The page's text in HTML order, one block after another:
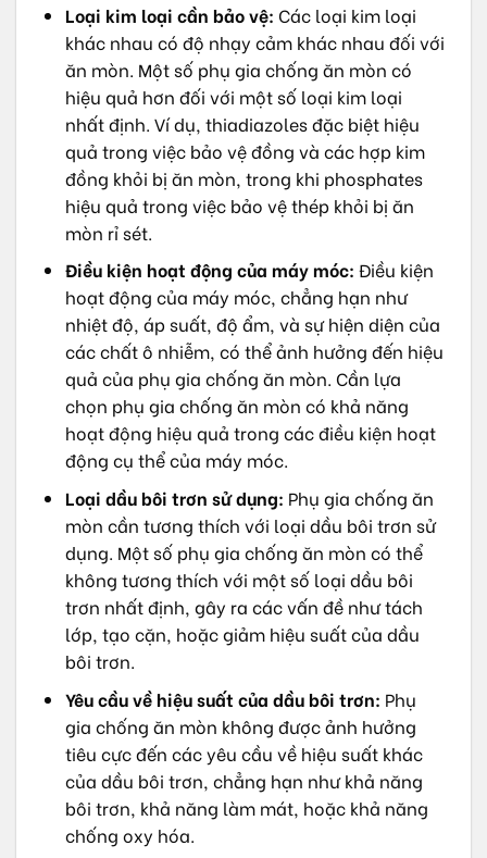
Loại kim loại cần bảo vệ: Các loại kim loại
khác nhau có độ nhạy cảm khác nhau đối với
ăn mòn. Một số phụ gia chống ăn mòn có
hiệu quả hơn đối với một số loại kim loại
nhất định. Ví dụ, thiadiazoles đặc biệt hiệu
quả trong việc bảo vệ đồng và các hợp kim
đồng khỏi bị ăn mòn, trong khi phosphates
hiệu quả trong việc bảo vệ thép khỏi bị ăn
mòn rỉ sét.
Điều kiện hoạt động của máy móc: Điều kiện
hoạt động của máy móc, chẳng hạn như
nhiệt độ, áp suất, độ ẩm, và sự hiện diện của
các chất ô nhiễm, có thể ảnh hưởng đến hiệu
quả của phụ gia chống ăn mòn. Cần lựa
chọn phụ gia chống ăn mòn có khả năng
hoạt động hiệu quả trong các điều kiện hoạt
động cụ thể của máy móc.
Loại dầu bôi trơn sử dụng: Phụ gia chống ăn
mòn cần tương thích với loại dầu bôi trơn sử
dụng. Một số phụ gia chống ăn mòn có thể
không tương thích với một số loại dầu bôi
trơn nhất định, gây ra các vấn đề như tách
lớp, tạo cặn, hoặc giảm hiệu suất của dầu
bôi trơn.
Yêu cầu về hiệu suất của dầu bôi trơn: Phụ
gia chống ăn mòn không được ảnh hưởng
tiêu cực đến các yêu cầu về hiệu suất khác
của dầu bôi trơn, chẳng hạn như khả năng
bôi trơn, khả năng làm mát, hoặc khả năng
chống oxy hóa.